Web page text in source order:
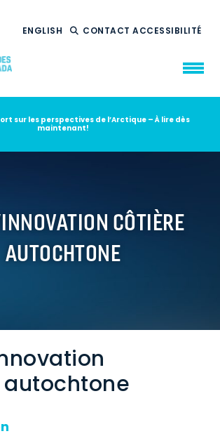
ENGLISH CONTACTACCESSIBILITÉ
sur les perspectives de l’Arctique – À lire dès
maintenant!
CÔTIÈRE
AUTOCHTONE